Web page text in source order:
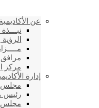
عن الأكاديمية
مرافق
مركز
إدارة
مجلس
رئيس
مجلس